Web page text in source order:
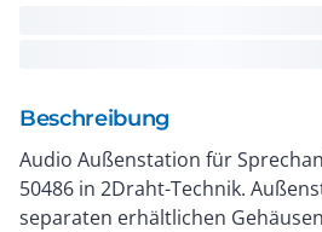
Beschreibung
Audio Außenstation für
50486 in 2Draht-Technik.
separaten erhältlichen